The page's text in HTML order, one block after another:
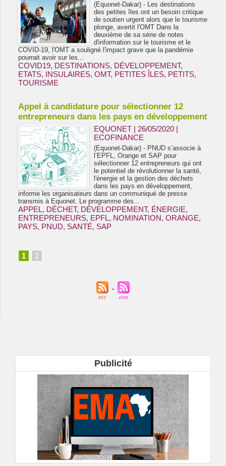
(Equonet-Dakar) - Les destinations
des petites îles ont un besoin critique
de soutien urgent alors que le tourisme
plonge, avertit l'OMT Dans la
deuxième de sa série de notes
d'information sur le tourisme et le
COVID-19, l'OMT a souligné l'impact grave que la pandémie
pourrait avoir sur les...
COVID19, DESTINATIONS, DÉVELOPPEMENT,
ETATS, INSULAIRES, OMT, PETITES ÎLES, PETITS,
TOURISME
Appel à candidature pour sélectionner 12
entrepreneurs dans les pays en développement
EQUONET | 26/05/2020 |
ECOFINANCE
(Equonet-Dakar) - PNUD s’associe à
l’EPFL, Orange et SAP pour
sélectionner 12 entrepreneurs qui ont
le potentiel de révolutionner la santé,
l'énergie et la gestion des déchets
dans les pays en développement,
informe les organisateurs dans un communiqué de presse
transmis à Equonet. Le programme des...
APPEL, DÉCHET, DÉVELOPPEMENT, ÉNERGIE,
ENTREPRENEURS, EPFL, NOMINATION, ORANGE,
PAYS, PNUD, SANTÉ, SAP
1 2
Publicité